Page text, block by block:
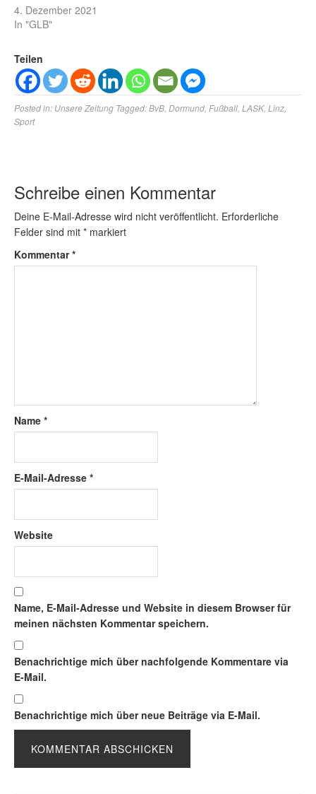
4. Dezember 2021
In "GLB"
Teilen
Posted in: Unsere Zeitung Tagged:BvB Dormund Fußball LASK, Linz
Sport
Schreibe einen Kommentar
Deine E-Mail-Adresse wird nicht veröffentlicht. Erforderliche
Felder sind mit * markiert
Kommentar*
Name *
E-Mail-Adresse *
Website
Name, E-Mail-Adresse und Website in diesem Browser für
meinen nächsten Kommentar speichern.
Benachrichtige mich über nachfolgende Kommentare via
E-Mail.
Benachrichtige mich über neue Beiträge via E-Mail.